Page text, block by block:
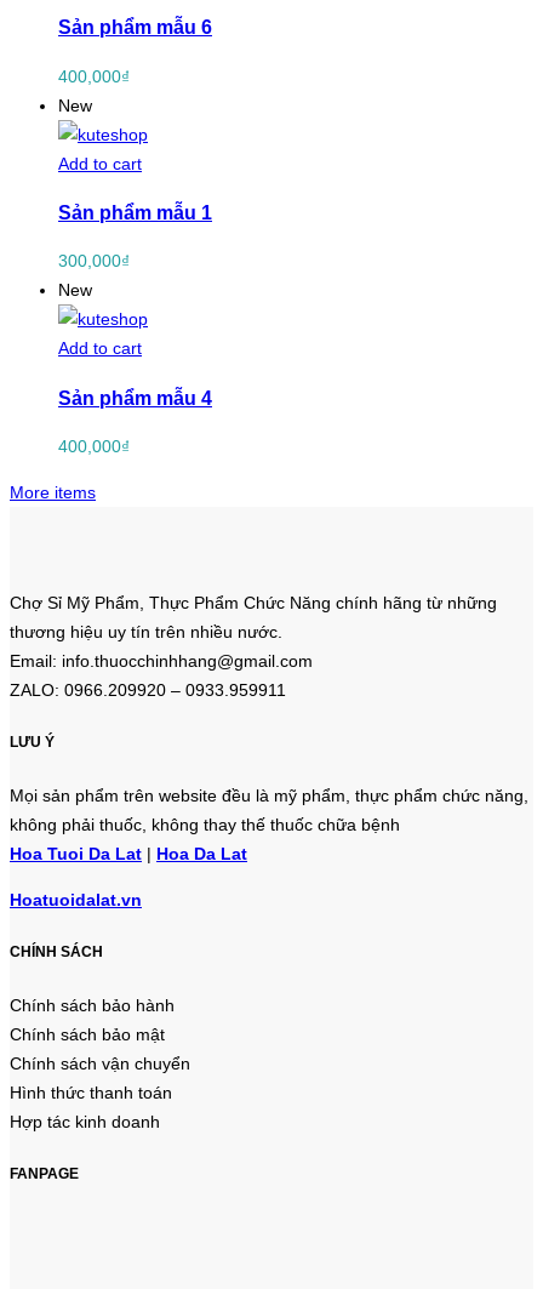
Sản phẩm mẫu 6
400,000₫
New
Add to cart
Sản phẩm mẫu 1
300,000₫
New
Add to cart
Sản phẩm mẫu 4
400,000₫
More items
Chợ Sỉ Mỹ Phẩm, Thực Phẩm Chức Năng chính hãng từ những
thương hiệu uy tín trên nhiều nước.
Email: info.thuocchinhhang@gmail.com
ZALO: 0966.209920 – 0933.959911
LƯU Ý
Mọi sản phẩm trên website đều là mỹ phẩm, thực phẩm chức năng,
không phải thuốc, không thay thế thuốc chữa bệnh
Hoa Tuoi Da Lat | Hoa Da Lat
Hoatuoidalat.vn
CHÍNH SÁCH
Chính sách bảo hành
Chính sách bảo mật
Chính sách vận chuyển
Hình thức thanh toán
Hợp tác kinh doanh
FANPAGE